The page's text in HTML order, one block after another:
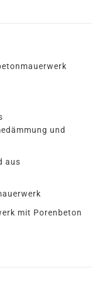
und
aus
mit Porenbeton